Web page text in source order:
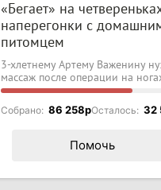
«Бегает» на
наперегонки с
питомцем
3-хлетнему Артему Важенину
массаж после операции на
Собрано: 86 258pОсталось: 32
Помочь